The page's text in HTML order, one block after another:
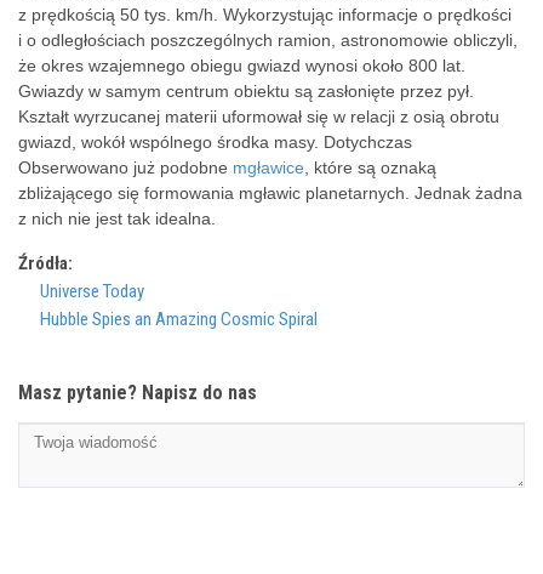
z prędkością 50 tys. km/h. Wykorzystując informacje o prędkości
i o odległościach poszczególnych ramion, astronomowie obliczyli,
że okres wzajemnego obiegu gwiazd wynosi około 800 lat.
Gwiazdy w samym centrum obiektu są zasłonięte przez pył.
Kształt wyrzucanej materii uformował się w relacji z osią obrotu
gwiazd, wokół wspólnego środka masy. Dotychczas
Obserwowano już podobne mgławice , które są oznaką
zbliżającego się formowania mgławic planetarnych. Jednak żadna
z nich nie jest tak idealna.
Źródła:
Universe Today
Hubble Spies an Amazing Cosmic Spiral
Masz pytanie? Napisz do nas